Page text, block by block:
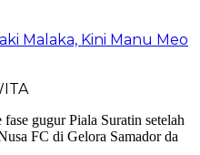
Malaka, Kini Manu Meo